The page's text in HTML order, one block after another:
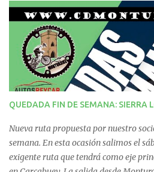
t
a
r
i
o
s
QUEDADA FIN DE SEMANA: SIERRA
Nueva ruta propuesta por nuestro
semana. En esta ocasión salimos el
exigente ruta que tendrá como eje